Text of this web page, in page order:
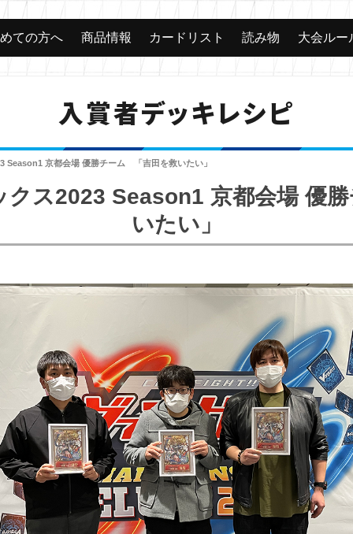
ての方へ 商品情報 カードリスト 読み物 大会ルー
入賞者デッキレシピ
Season1 京都会場 優勝チーム 「吉田を救いたい」
クス2023 Season1 京都会場 優
いたい」